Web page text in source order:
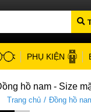
PHỤ KIỆN
hồ nam - Size
Trang chủ / Đồng hồ